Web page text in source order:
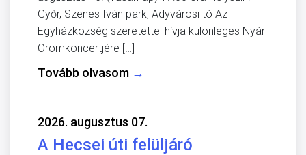
Győr, Szenes Iván park, Adyvárosi tó Az
Egyházközség szeretettel hívja különleges Nyári
Örömkoncertjére […]
Tovább olvasom →
2026. augusztus 07.
A Hecsei úti felüljáró